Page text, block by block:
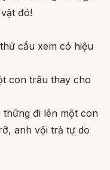
đó!
cầu xem có hiệu
con trâu thay cho
đi lên một con
anh vội trả tự do